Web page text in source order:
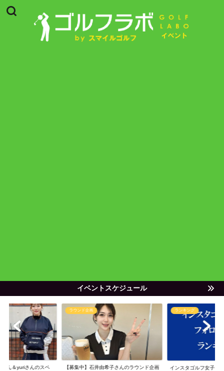
イベントスケジュール
ん＆yuriさんのスペ
ラウンド企画
【募集中】石井由希子さんのラウンド企画
ランキング
インスタゴルフ女子フ